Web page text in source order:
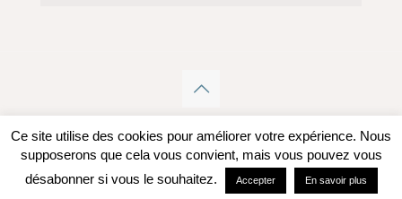
Ce site utilise des cookies pour améliorer votre expérience. Nous
supposerons que cela vous convient, mais vous pouvez vous
désabonner si vous le souhaitez.
Accepter En savoir plus